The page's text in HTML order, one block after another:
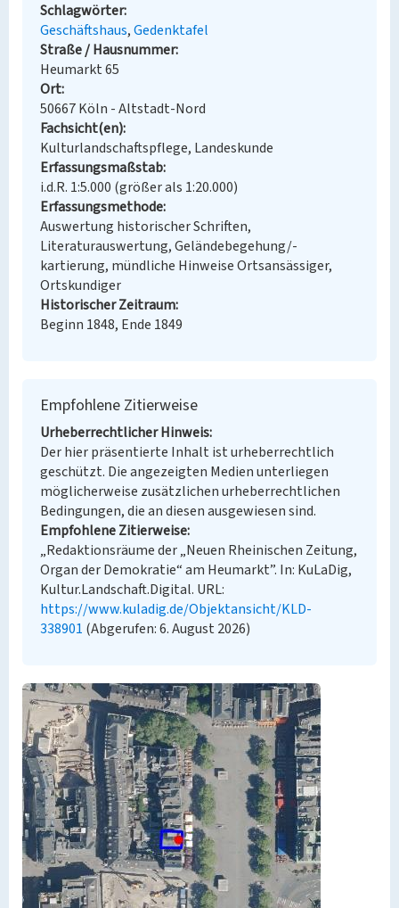
Schlagwörter
Geschäftshaus Gedenktafel
Straße / Hausnummer
Heumarkt 65
Ort
50667 Köln - Altstadt-Nord
Fachsicht(en)
Kulturlandschaftspflege, Landeskunde
Erfassungsmaßstab
i.d.R. 1:5.000 (größer als 1:20.000)
Erfassungsmethode
Auswertung historischer Schriften,
Literaturauswertung, Geländebegehung/-
kartierung, mündliche Hinweise Ortsansässiger,
Ortskundiger
Historischer Zeitraum
Beginn 1848, Ende 1849
Empfohlene Zitierweise
Urheberrechtlicher Hinweis
Der hier präsentierte Inhalt ist urheberrechtlich
geschützt. Die angezeigten Medien unterliegen
möglicherweise zusätzlichen urheberrechtlichen
Bedingungen, die an diesen ausgewiesen sind.
Empfohlene Zitierweise
„Redaktionsräume der „Neuen Rheinischen Zeitung,
Organ der Demokratie“ am Heumarkt”. In: KuLaDig,
Kultur.Landschaft.Digital. URL:
https://www.kuladig.de/Objektansicht/KLD-
338901 (Abgerufen: 6. August 2026)